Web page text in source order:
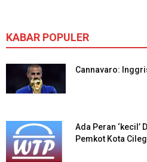
KABAR POPULER
Cannavaro:
Ada Peran ‘kecil’
Pemkot Kota